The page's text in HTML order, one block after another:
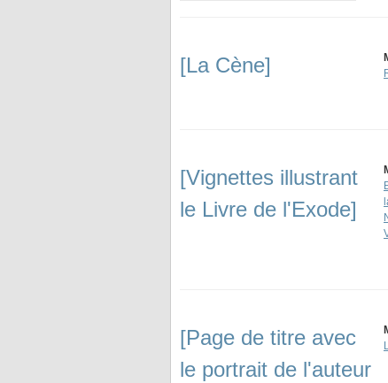
[La Cène]
[Vignettes illustrant
le Livre de l'Exode]
[Page de titre avec
le portrait de l'auteur